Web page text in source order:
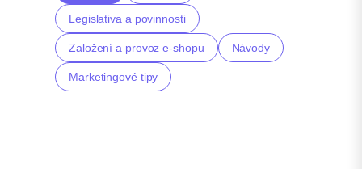
Legislativa a povinnosti
Založení a provoz e-shopu Návody
Marketingové tipy